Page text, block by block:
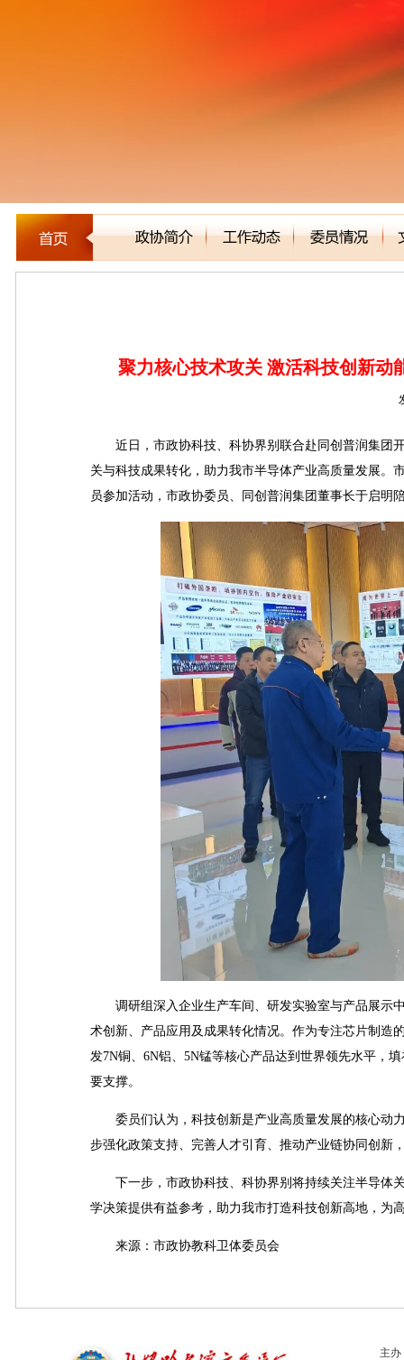
聚力核心技术攻关 激活科技创新动
近日，市政协科技、科协界别联合赴同创普润集团
关与科技成果转化，助力我市半导体产业高质量发展。
员参加活动，市政协委员、同创普润集团董事长于启明
调研组深入企业生产车间、研发实验室与产品展示
术创新、产品应用及成果转化情况。作为专注芯片制造
发7N铜、6N铝、5N锰等核心产品达到世界领先水平，
要支撑。
委员们认为，科技创新是产业高质量发展的核心动
步强化政策支持、完善人才引育、推动产业链协同创新
下一步，市政协科技、科协界别将持续关注半导体
学决策提供有益参考，助力我市打造科技创新高地，为
来源：市政协教科卫体委员会
主